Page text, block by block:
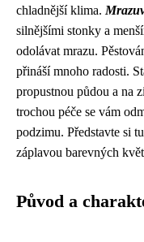
chladnější klima.
silnějšími stonky a
odolávat mrazu.
přináší mnoho radosti.
propustnou půdou a na
trochou péče se vám
podzimu. Představte si
záplavou barevných
Původ a